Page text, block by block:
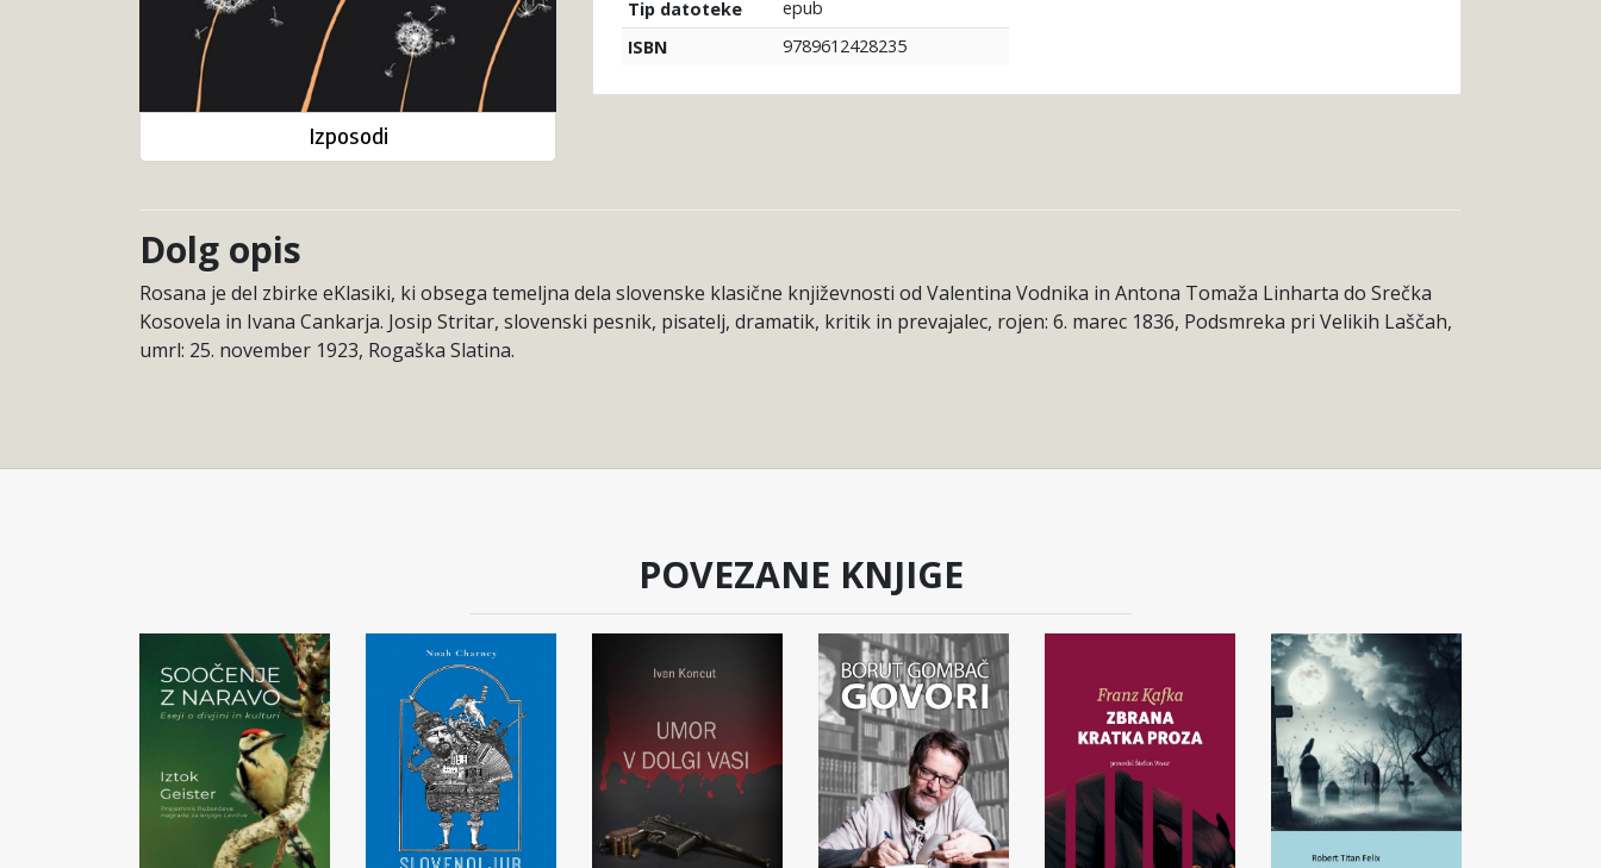
Tip datoteke
epub
ISBN
9789612428235
Izposodi
Dolg opis
Rosana je del zbirke eKlasiki, ki obsega temeljna dela slovenske klasične književnosti od Valentina Vodnika in Antona Tomaža Linharta do Srečka
Kosovela in Ivana Cankarja. Josip Stritar, slovenski pesnik, pisatelj, dramatik, kritik in prevajalec, rojen: 6. marec 1836, Podsmreka pri Velikih Laščah,
umrl: 25. november 1923, Rogaška Slatina.
POVEZANE KNJIGE